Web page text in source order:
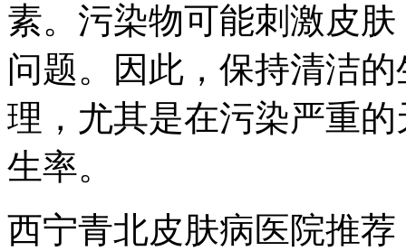
素。污染物可能刺激皮
问题。因此，保持清洁
理，尤其是在污染严重
生率。
西宁青北皮肤病医院推荐